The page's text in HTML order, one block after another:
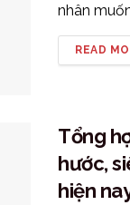
nhân
READ
Tổng
hước,
hiện